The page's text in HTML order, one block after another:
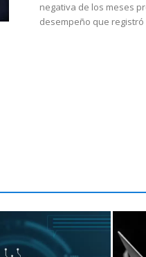
negativa de los meses
desempeño que registró